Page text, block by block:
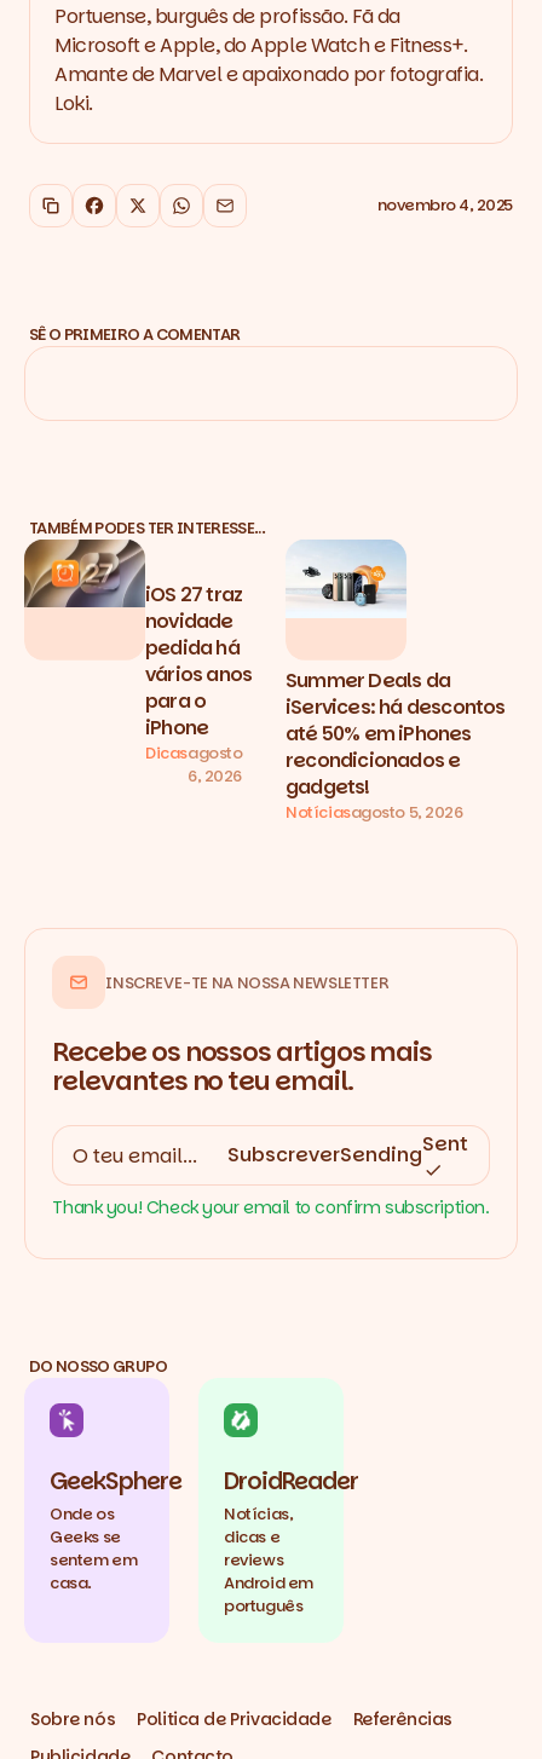
Portuense, burguês de profissão. Fã da
Microsoft e Apple, do Apple Watch e Fitness+.
Amante de Marvel e apaixonado por fotografia.
Loki.
Copiar link
Facebook
X WhatsApp
Email novembro 4, 2025
SÊ O PRIMEIRO A COMENTAR
TAMBÉM PODES TER INTERESSE…
iOS 27 traz
novidade
pedida há
vários anos
para o
iPhone
Dicasagosto
6, 2026
Summer Deals da
iServices: há descontos
até 50% em iPhones
recondicionados e
gadgets!
Notíciasagosto 5, 2026
INSCREVE-TE NA NOSSA NEWSLETTER
Recebe os nossos artigos mais
relevantes no teu email.
SubscreverSendingSent
Thank you! Check your email to confirm subscription.
DO NOSSO GRUPO
GeekSphere
Onde os
Geeks se
sentem em
casa.
DroidReader
Notícias,
dicas e
reviews
Android em
português
Sobre nós Politica de Privacidade
Referências